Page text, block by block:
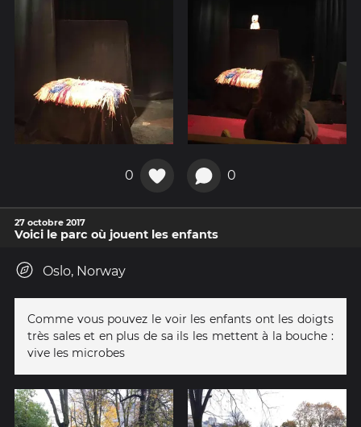
0 0
27 octobre 2017
Voici le parc où jouent les enfants
Oslo, Norway
Comme vous pouvez le voir les enfants ont les doigts
très sales et en plus de sa ils les mettent à la bouche :
vive les microbes